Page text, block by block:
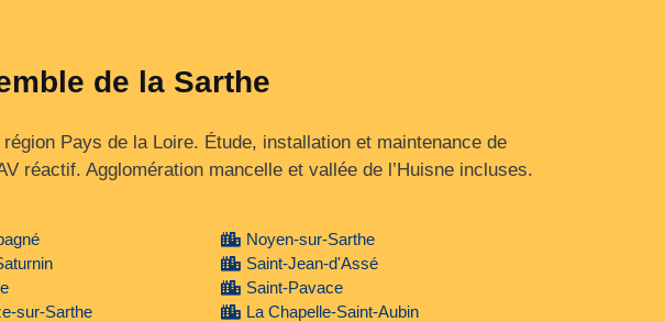
de la Sarthe
Pays de la Loire. Étude, installation et maintenance de
réactif. Agglomération mancelle et vallée de l’Huisne incluses.
sur-Sarthe
Noyen-sur-Sarthe
Saint-Jean-d'Assé
Saint-Pavace
La Chapelle-Saint-Aubin